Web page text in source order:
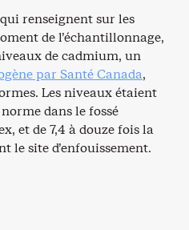
renseignent sur les
de l’échantillonnage,
de cadmium, un
par Santé Canada,
Les niveaux étaient
dans le fossé
et de 7,4 à douze fois la
le site d’enfouissement.